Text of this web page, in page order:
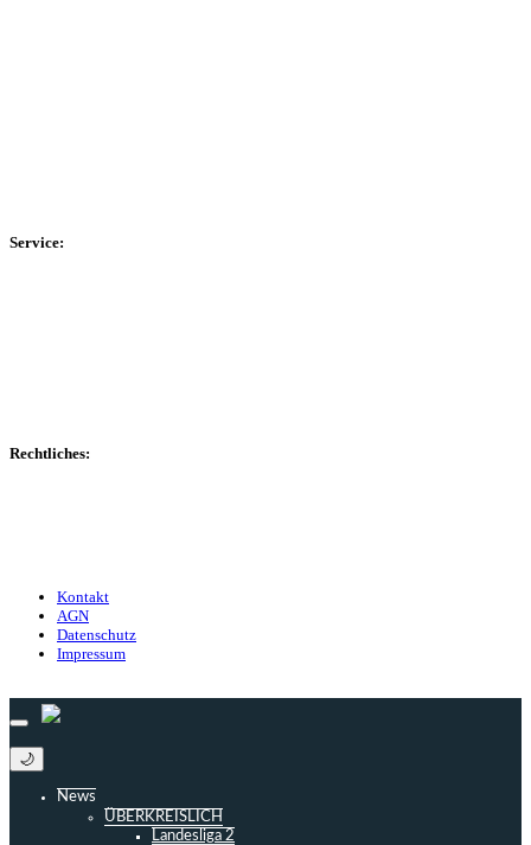
Service:
Rechtliches:
Kontakt
AGN
Datenschutz
Impressum
🌙
News
ÜBERKREISLICH
Landesliga 2